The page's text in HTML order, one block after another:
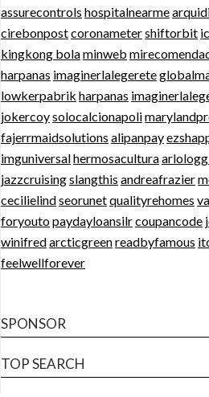
assurecontrols hospitalnearme
cirebonpostcoronametershiftorbit
kingkong bolaminweb
harpanas imaginerlalegerete
lowkerpabrik harpanas
jokercoysolocalcionapoli
fajerrmaidsolutions alipanpay
imguniversalhermosacultura
jazzcruisingslangthis andreafrazier
cecilielindseorunetqualityrehomes
foryoutopaydayloansilrcoupancode
winifredarcticgreenreadbyfamous
feelwellforever
SPONSOR
TOP SEARCH